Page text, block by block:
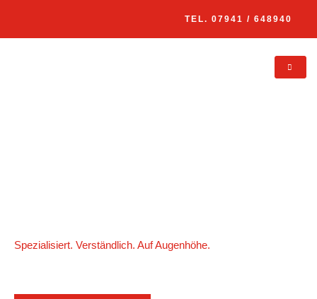
TEL. 07941 / 648940
Spezialisiert. Verständlich. Auf Augenhöhe.​